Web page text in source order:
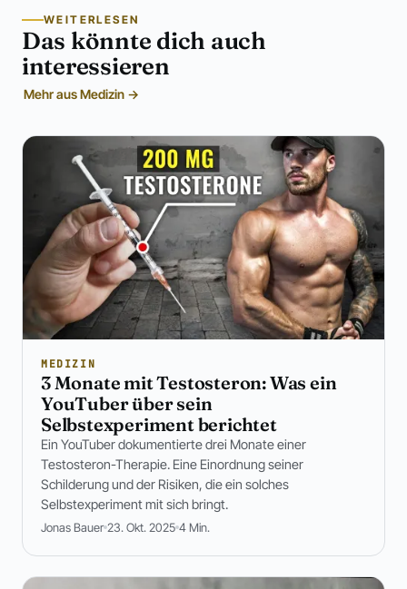
WEITERLESEN
Das könnte dich auch
interessieren
Mehr aus Medizin →
MEDIZIN
3 Monate mit Testosteron: Was ein
YouTuber über sein
Selbstexperiment berichtet
Ein YouTuber dokumentierte drei Monate einer
Testosteron-Therapie. Eine Einordnung seiner
Schilderung und der Risiken, die ein solches
Selbstexperiment mit sich bringt.
Jonas Bauer 23. Okt. 2025 4 Min.